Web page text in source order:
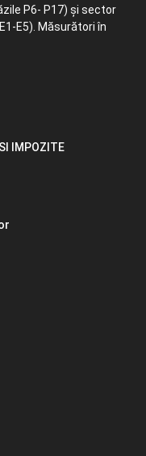
P6- P17) și sector
E5). Măsurători în
IMPOZITE